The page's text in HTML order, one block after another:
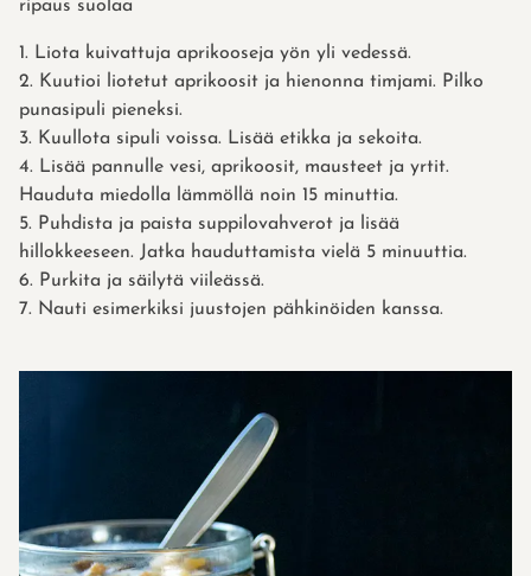
ripaus suolaa
1. Liota kuivattuja aprikooseja yön yli vedessä.
2. Kuutioi liotetut aprikoosit ja hienonna timjami. Pilko
punasipuli pieneksi.
3. Kuullota sipuli voissa. Lisää etikka ja sekoita.
4. Lisää pannulle vesi, aprikoosit, mausteet ja yrtit.
Hauduta miedolla lämmöllä noin 15 minuttia.
5. Puhdista ja paista suppilovahverot ja lisää
hillokkeeseen. Jatka hauduttamista vielä 5 minuuttia.
6. Purkita ja säilytä viileässä.
7. Nauti esimerkiksi juustojen pähkinöiden kanssa.